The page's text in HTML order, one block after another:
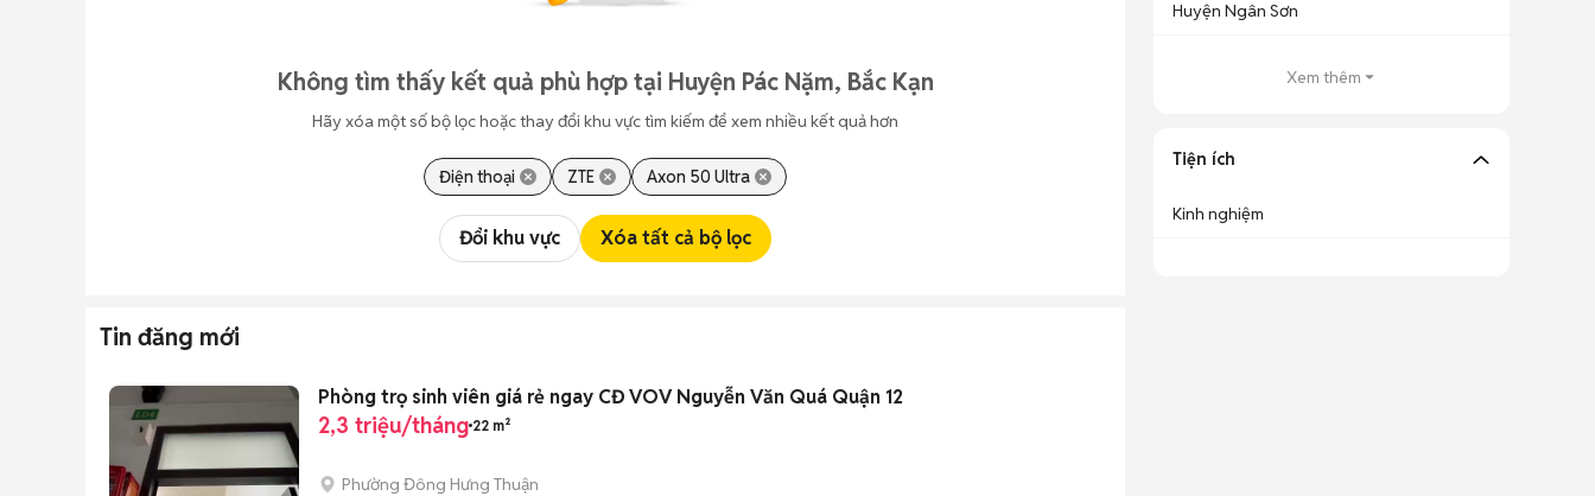
Không tìm thấy kết quả phù hợp tại Huyện Pác Nặm, Bắc Kạn
Hãy xóa một số bộ lọc hoặc thay đổi khu vực tìm kiếm để xem nhiều kết quả hơn
Điện thoại ZTE Axon 50 Ultra
Đổi khu vực Xóa tất cả bộ lọc
Tin đăng mới
Phòng trọ sinh viên giá rẻ ngay CĐ VOV Nguyễn Văn Quá Quận 12
2,3 triệu/tháng 22 m²
Phường Đông Hưng Thuận
Huyện Ngân Sơn
Xem thêm
Tiện ích
Kinh nghiệm